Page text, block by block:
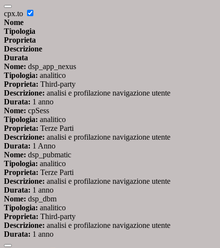
cpx.to
Nome
Tipologia
Proprieta
Descrizione
Durata
Nome: dsp_app_nexus
Tipologia: analitico
Proprieta: Third-party
Descrizione: analisi e profilazione navigazione utente
Durata: 1 anno
Nome: cpSess
Tipologia: analitico
Proprieta: Terze Parti
Descrizione: analisi e profilazione navigazione utente
Durata: 1 Anno
Nome: dsp_pubmatic
Tipologia: analitico
Proprieta: Terze Parti
Descrizione: analisi e profilazione navigazione utente
Durata: 1 anno
Nome: dsp_dbm
Tipologia: analitico
Proprieta: Third-party
Descrizione: analisi e profilazione navigazione utente
Durata: 1 anno